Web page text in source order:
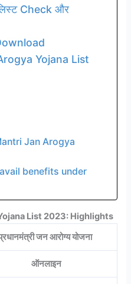
Check और
Yojana List
Jan Arogya
benefits under
List 2023: Highlights
जन आरोग्य योजना
ऑनलाइन